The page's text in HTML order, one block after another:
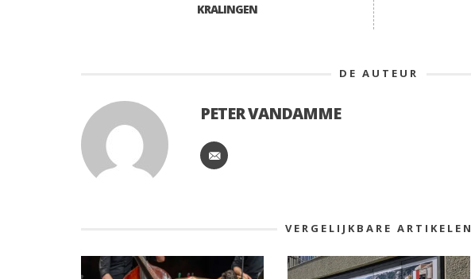
KRALINGEN
DE AUTEUR
PETER VANDAMME
VERGELIJKBARE ARTIKELEN